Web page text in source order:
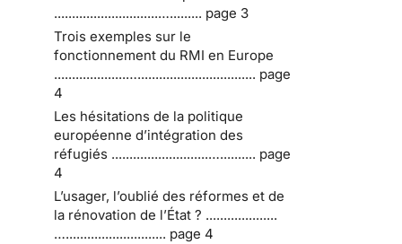
.............................…......... page 3
Trois exemples sur le
fonctionnement du RMI en Europe
....................…................................. page
4
Les hésitations de la politique
européenne d’intégration des
réfugiés ...........................….......... page
4
L’usager, l’oublié des réformes et de
la rénovation de l’État ? ....................
…............................ page 4